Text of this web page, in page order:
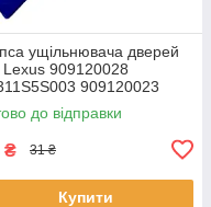
ущільнювача дверей
Lexus 909120028
909120023
до відправки
₴ 31 ₴
Купити